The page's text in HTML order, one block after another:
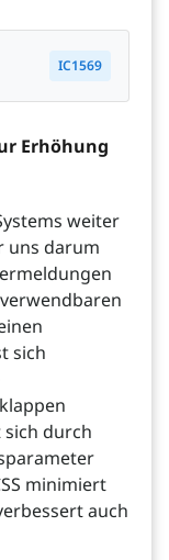
IC1569
Erhöhung
weiter
uns darum
sich
durch
minimiert
auch